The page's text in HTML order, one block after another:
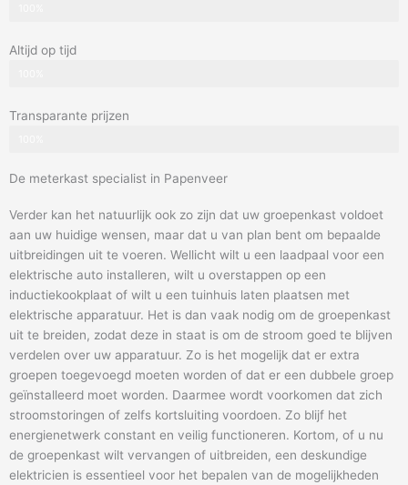
Altijd op tijd
Transparante prijzen
De meterkast specialist in Papenveer
Verder kan het natuurlijk ook zo zijn dat uw groepenkast voldoet
aan uw huidige wensen, maar dat u van plan bent om bepaalde
uitbreidingen uit te voeren. Wellicht wilt u een laadpaal voor een
elektrische auto installeren, wilt u overstappen op een
inductiekookplaat of wilt u een tuinhuis laten plaatsen met
elektrische apparatuur. Het is dan vaak nodig om de groepenkast
uit te breiden, zodat deze in staat is om de stroom goed te blijven
verdelen over uw apparatuur. Zo is het mogelijk dat er extra
groepen toegevoegd moeten worden of dat er een dubbele groep
geïnstalleerd moet worden. Daarmee wordt voorkomen dat zich
stroomstoringen of zelfs kortsluiting voordoen. Zo blijf het
energienetwerk constant en veilig functioneren. Kortom, of u nu
de groepenkast wilt vervangen of uitbreiden, een deskundige
elektricien is essentieel voor het bepalen van de mogelijkheden